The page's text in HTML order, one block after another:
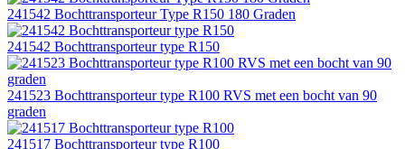
241542 Bochttransporteur Type R150 180 Graden
241542 Bochttransporteur type R150
241523 Bochttransporteur type R100 RVS met een bocht van 90
graden
241517 Bochttransporteur type R100